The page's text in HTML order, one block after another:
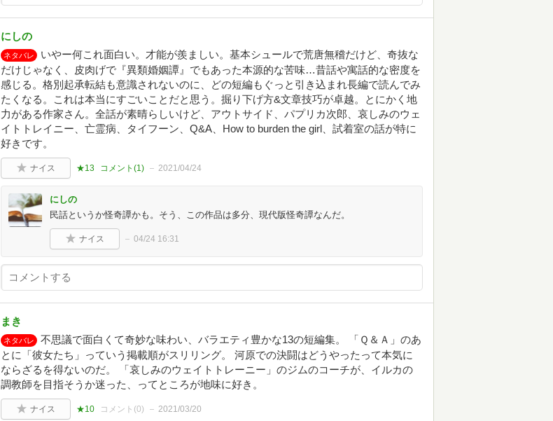
にしの
ネタバレ
いやー何これ面白い。才能が羨ましい。基本シュールで荒唐無稽だけど、奇抜な
だけじゃなく、皮肉げで『異類婚姻譚』でもあった本源的な苦味…昔話や寓話的な密度を
感じる。格別起承転結も意識されないのに、どの短編もぐっと引き込まれ長編で読んでみ
たくなる。これは本当にすごいことだと思う。掘り下げ方&文章技巧が卓越。とにかく地
力がある作家さん。全話が素晴らしいけど、アウトサイド、パプリカ次郎、哀しみのウェ
イトトレイニー、亡霊病、タイフーン、Q&A、How to burden the girl、試着室の話が特に
好きです。
ナイス ★13 コメント(1) 2021/04/24
にしの
民話というか怪奇譚かも。そう、この作品は多分、現代版怪奇譚なんだ。
ナイス 04/24 16:31
まき
ネタバレ
不思議で面白くて奇妙な味わい、バラエティ豊かな13の短編集。 「Ｑ＆Ａ」のあ
とに「彼女たち」っていう掲載順がスリリング。 河原での決闘はどうやったって本気に
ならざるを得ないのだ。 「哀しみのウェイトトレーニー」のジムのコーチが、イルカの
調教師を目指そうか迷った、ってところが地味に好き。
ナイス ★10 コメント(0) 2021/03/20